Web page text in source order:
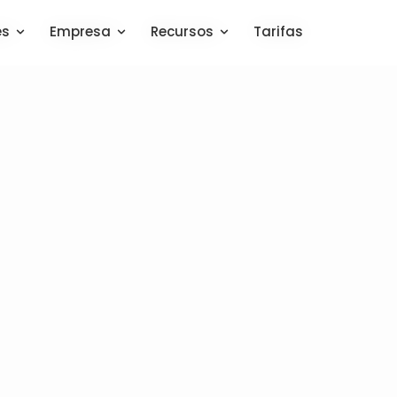
Empresa Recursos Tarifas
Empresa Recursos Tarifas